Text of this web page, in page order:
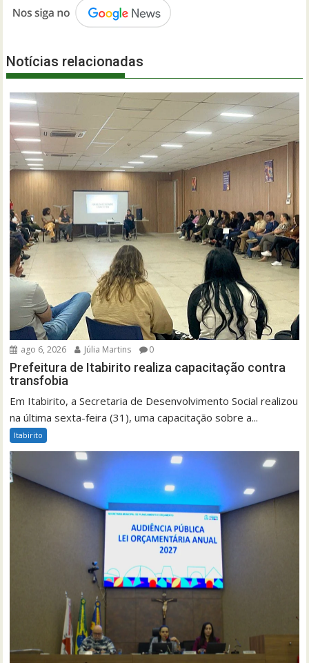
Notícias relacionadas
ago 6, 2026 Júlia Martins 0
Prefeitura de Itabirito realiza capacitação contra
transfobia
Em Itabirito, a Secretaria de Desenvolvimento Social realizou
na última sexta-feira (31), uma capacitação sobre a...
Itabirito